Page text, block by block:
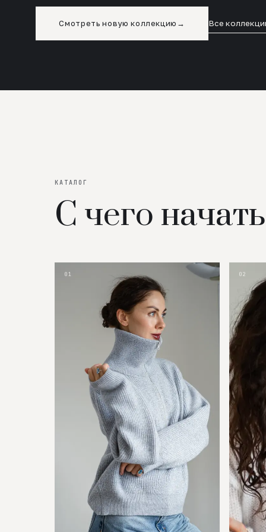
Смотреть новую коллекцию → Все
КАТАЛОГ
С чего начать
01 02